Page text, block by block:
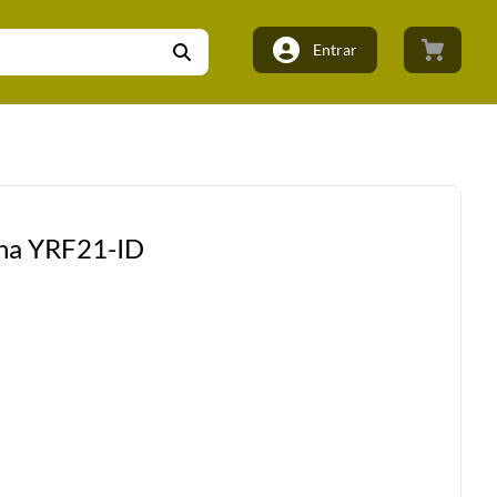
Entrar
YRF21-ID